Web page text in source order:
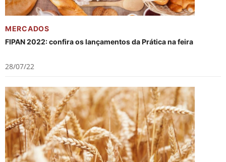
MERCADOS
FIPAN 2022: confira os lançamentos da Prática na feira
28/07/22